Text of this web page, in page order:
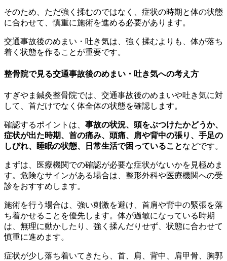
そのため、ただ強く揉むのではなく、症状の時期と体の状態
に合わせて、慎重に施術を進める必要があります。
交通事故後のめまい・吐き気は、強く揉むよりも、体が落ち
着く状態を作ることが重要です。
整骨院で見る交通事故後のめまい・吐き気への考え方
すぎやま鍼灸整骨院では、交通事故後のめまいや吐き気に対
して、首だけでなく体全体の状態を確認します。
確認するポイントは、 事故の状況、頭をぶつけたかどうか、
症状が出た時期、首の痛み、頭痛、肩や背中の張り、手足の
しびれ、睡眠の状態、日常生活で困っていることなどです。
まずは、医療機関での確認が必要な症状がないかを見極めま
す。危険なサインがある場合は、整形外科や医療機関への受
診をおすすめします。
施術を行う場合は、強い刺激を避け、首肩や背中の緊張を落
ち着かせることを優先します。体が過敏になっている時期
は、無理に動かしたり、強く揉んだりせず、状態に合わせて
慎重に進めます。
症状が少し落ち着いてきたら、首、肩、背中、肩甲骨、胸郭